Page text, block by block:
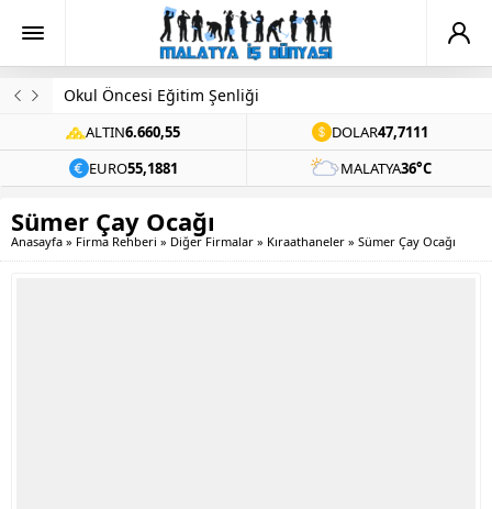
Okul Öncesi Eğitim Şenliği
ALTIN6.660,55 DOLAR47,7111
EURO55,1881 MALATYA36°C
Sümer Çay Ocağı
Anasayfa » Firma Rehberi » Diğer Firmalar » Kıraathaneler » Sümer Çay Ocağı